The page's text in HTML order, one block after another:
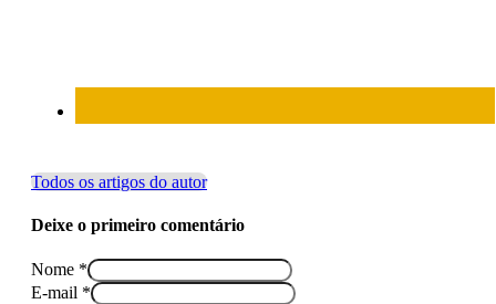
Todos os artigos do autor
Deixe o primeiro comentário
Nome *
E-mail *